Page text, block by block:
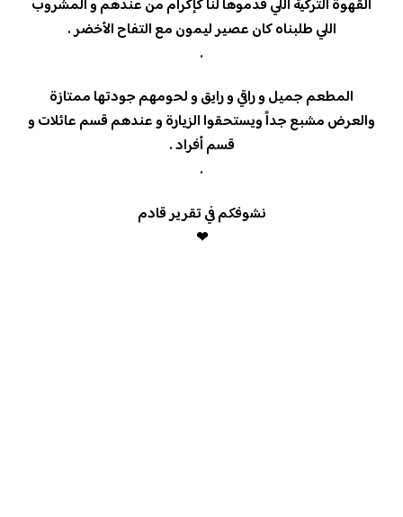
القهوة التركية اللي قدموها لنا كإكرام من عندهم و المشروب
اللي طلبناه كان عصير ليمون مع التفاح الأخضر .
.
المطعم جميل و راقي و رايق و لحومهم جودتها ممتازة
والعرض مشبع جداً ويستحقوا الزيارة و عندهم قسم عائلات و
قسم أفراد .
.
نشوفكم في تقرير قادم
❤